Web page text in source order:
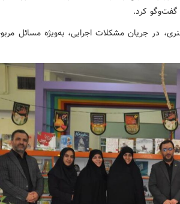
گفت‌وگو کرد.
در جریان مشکلات اجرایی، به‌ویژه مسائل